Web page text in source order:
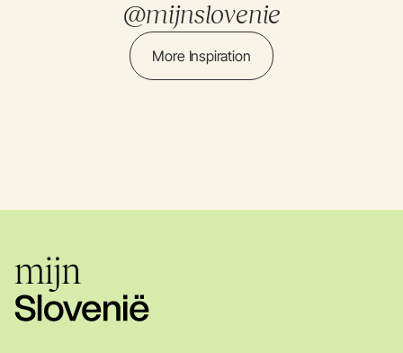
@mijnslovenie
More Inspiration